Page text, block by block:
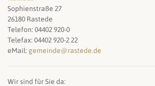
Sophienstraße 27
26180 Rastede
Telefon: 04402 920-0
Telefax: 04402 920-2 22
eMail: gemeinde@rastede.de
Wir sind für Sie da: